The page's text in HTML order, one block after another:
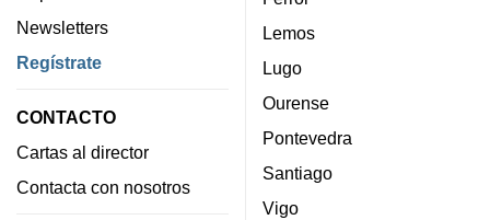
Newsletters
Regístrate
CONTACTO
Cartas al director
Contacta con nosotros
Lemos
Lugo
Ourense
Pontevedra
Santiago
Vigo